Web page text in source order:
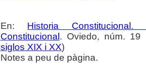
En: Historia
Constitucional . Oviedo, núm.
siglos XIX i XX)
Notes a peu de pàgina.